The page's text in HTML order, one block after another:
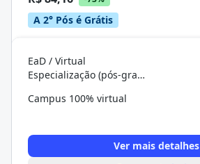
A 2° Pós é Grátis
EaD / Virtual
Especialização (pós-graduação)
Campus 100% virtual
Ver mais detalhes